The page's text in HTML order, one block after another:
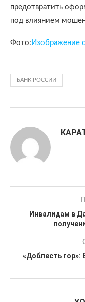
предотвратить
под влиянием
Фото: Изображение
БАНК РОССИИ
Инвалидам в
«Доблесть гор»: